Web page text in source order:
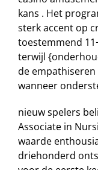
kans . Het
sterk accent op
toestemmend
terwijl
de
wanneer
nieuw spelers
Associate in
waarde
driehonderd